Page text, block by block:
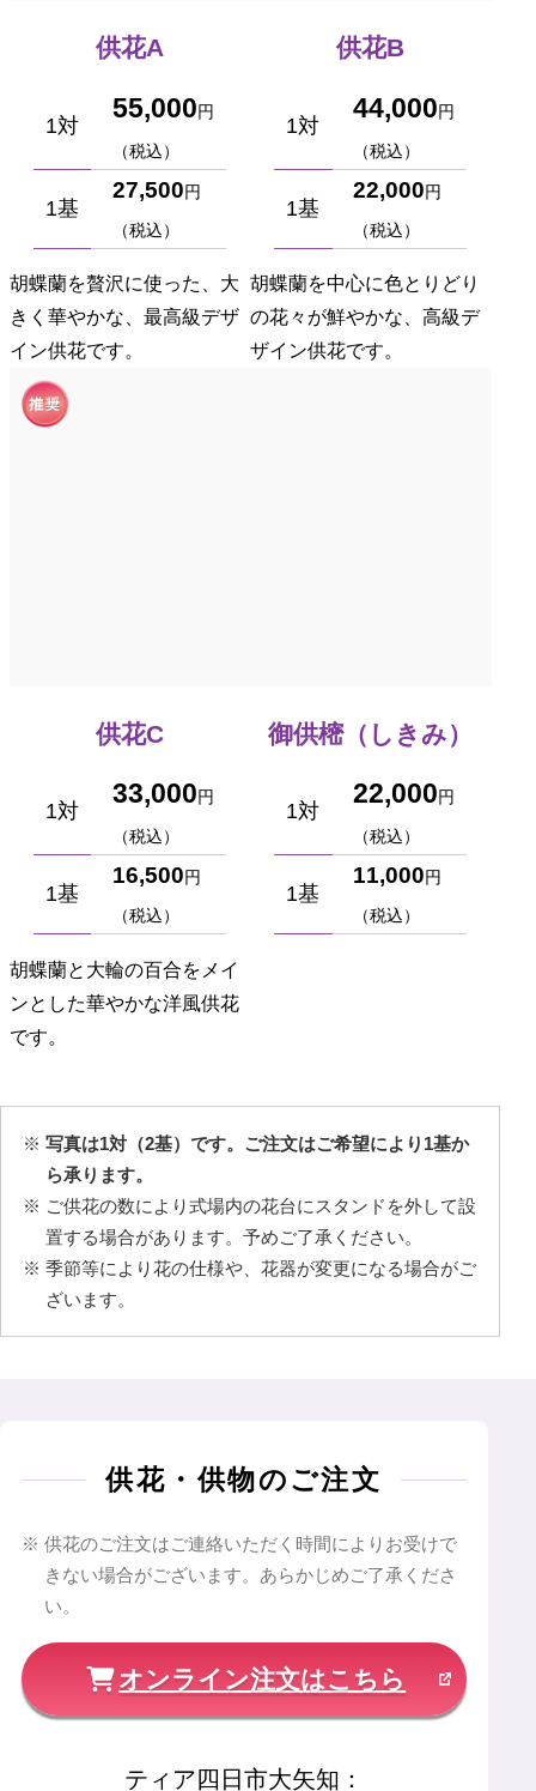
供花A
1対
55,000円
（税込）
1基
27,500円
（税込）
胡蝶蘭を贅沢に使った、大
きく華やかな、最高級デザ
イン供花です。
供花B
1対
44,000円
（税込）
1基
22,000円
（税込）
胡蝶蘭を中心に色とりどり
の花々が鮮やかな、高級デ
ザイン供花です。
供花C
1対
33,000円
（税込）
1基
16,500円
（税込）
胡蝶蘭と大輪の百合をメイ
ンとした華やかな洋風供花
です。
御供樒（しきみ）
1対
22,000円
（税込）
1基
11,000円
（税込）
写真は1対（2基）です。ご注文はご希望により1基か
ら承ります。
ご供花の数により式場内の花台にスタンドを外して設
置する場合があります。予めご了承ください。
季節等により花の仕様や、花器が変更になる場合がご
ざいます。
供花・供物のご注文
供花のご注文はご連絡いただく時間によりお受けで
きない場合がございます。あらかじめご了承くださ
い。
オンライン注文はこちら
ティア四日市大矢知 ：